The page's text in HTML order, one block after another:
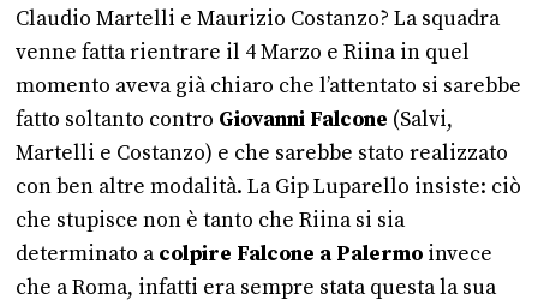
Claudio Martelli e Maurizio Costanzo? La squadra
venne fatta rientrare il 4 Marzo e Riina in quel
momento aveva già chiaro che l’attentato si sarebbe
fatto soltanto contro Giovanni Falcone (Salvi,
Martelli e Costanzo) e che sarebbe stato realizzato
con ben altre modalità. La Gip Luparello insiste: ciò
che stupisce non è tanto che Riina si sia
determinato acolpire Falcone a Palermo invece
che a Roma, infatti era sempre stata questa la sua